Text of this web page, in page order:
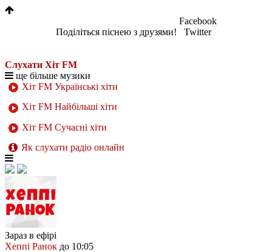
Поділіться піснею з друзями!
Facebook
Twitter
Слухати Хіт FM
ще більше музики
Хіт FM Українські хіти
Хіт FM Найбільші хіти
Хіт FM Сучасні хіти
Як слухати радіо онлайн
Зараз в ефірі
Хеппі Ранок до 10:05